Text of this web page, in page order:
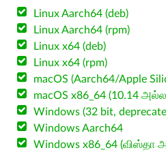
Linux Aarch64 (deb)
Linux Aarch64 (rpm)
Linux x64 (deb)
Linux x64 (rpm)
macOS (Aarch64/Apple
macOS x86_64 (10.14
Windows (32 bit,
Windows Aarch64
Windows x86_64 (விஸ்தா